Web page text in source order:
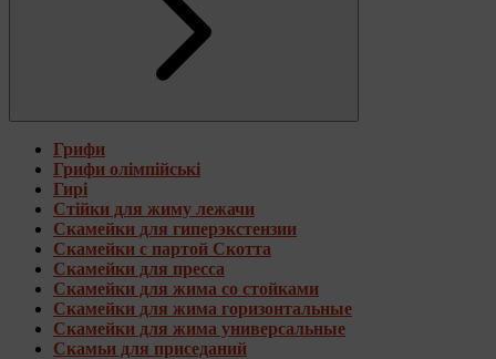
Грифи
Грифи олімпійські
Гирі
Стійки для жиму лежачи
Скамейки для гиперэкстензии
Скамейки с партой Скотта
Скамейки для пресса
Скамейки для жима со стойками
Скамейки для жима горизонтальные
Скамейки для жима универсальные
Скамьи для приседаний